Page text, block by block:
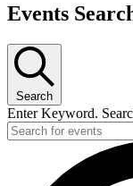
Events
Search
Enter Keyword.